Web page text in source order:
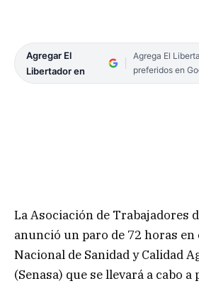
Agregar El
Libertador en
Agrega El
preferidos en
La Asociación de Trabajadores
anunció un paro de 72 horas en
Nacional de Sanidad y Calidad
(Senasa) que se llevará a cabo